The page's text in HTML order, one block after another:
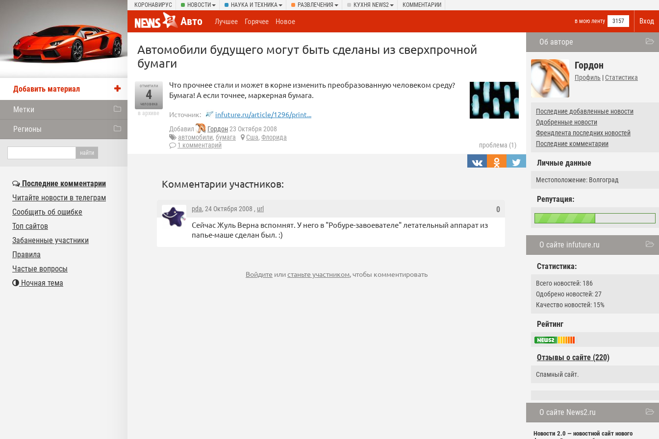
КОРОНАВИРУС НОВОСТИ НАУКА И ТЕХНИКА РАЗВЛЕЧЕНИЯ КУХНЯ NEWS2 КОММЕНТАРИИ
Вход
Авто в мою ленту 3157
Лучшее Горячее Новое
Об авторе
Гордон
Профиль | Статистика
Последние добавленные новости
Одобренные новости
Френдлента последних новостей
Последние комментарии
Личные данные
Местоположение: Волгоград
Репутация:
О сайте infuture.ru
Статистика:
Всего новостей: 186
Одобрено новостей: 27
Качество новостей: 15%
Рейтинг
Отзывы о сайте (220)
Спамный сайт.
О сайте News2.ru
Новости 2.0 — новостной сайт нового
Автомобили будущего могут быть сделаны из сверхпрочной
бумаги
отметили
4
человека
в архиве
Что прочнее стали и может в корне изменить преобразованную человеком среду?
Бумага! А если точнее, маркерная бумага.
Источник: infuture.ru/article/1296/print...
Добавил Гордон 23 Октября 2008
автомобили, бумага Сша, Флорида
1 комментарий
проблема (1)
Комментарии участников:
0
pda, 24 Октября 2008 , url
Сейчас Жуль Верна вспомнят. У него в "Робуре-завоевателе" летательный аппарат из
папье-маше сделан был. :)
Войдите илистаньте участником, чтобы комментировать
Добавить материал
Метки
Регионы
Последние комментарии
Читайте новости в телеграм
Сообщить об ошибке
Топ сайтов
Забаненные участники
Правила
Частые вопросы
Ночная тема